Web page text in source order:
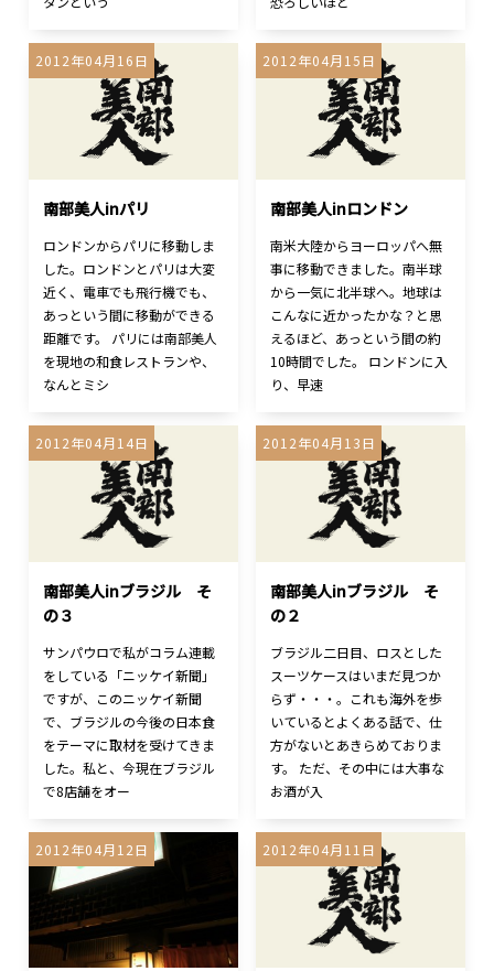
2012年04月16日
南部美人inパリ
ロンドンからパリに移動しま
した。ロンドンとパリは大変
近く、電車でも飛行機でも、
あっという間に移動ができる
距離です。 パリには南部美人
を現地の和食レストランや、
なんとミシ
2012年04月15日
南部美人inロンドン
南米大陸からヨーロッパへ無
事に移動できました。南半球
から一気に北半球へ。地球は
こんなに近かったかな？と思
えるほど、あっという間の約
10時間でした。 ロンドンに入
り、早速
2012年04月14日
南部美人inブラジル そ
の３
サンパウロで私がコラム連載
をしている「ニッケイ新聞」
ですが、このニッケイ新聞
で、ブラジルの今後の日本食
をテーマに取材を受けてきま
した。私と、今現在ブラジル
で8店舗をオー
2012年04月13日
南部美人inブラジル そ
の２
ブラジル二日目、ロスとした
スーツケースはいまだ見つか
らず・・・。これも海外を歩
いているとよくある話で、仕
方がないとあきらめておりま
す。 ただ、その中には大事な
お酒が入
2012年04月12日 2012年04月11日